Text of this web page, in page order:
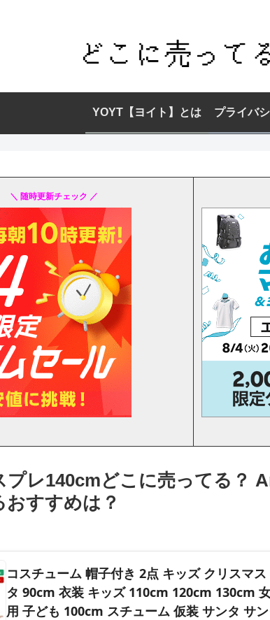
YOYT【ヨイト】とは プライバ
＼ 随時更新チェック ／
プレ140cmどこに売ってる？
おすすめは？
コスチューム 帽子付き 2点 キッズ クリスマ
タ 90cm 衣装 キッズ 110cm 120cm 130cm
用 子ども 100cm スチューム 仮装 サンタ サ